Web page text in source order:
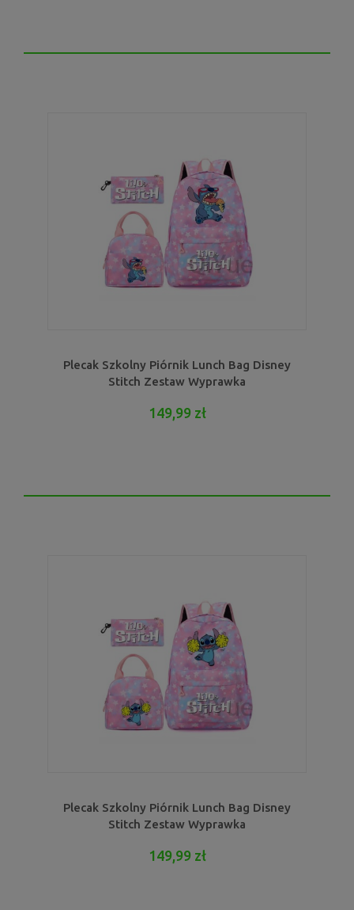
Plecak Szkolny Piórnik Lunch Bag Disney
Stitch Zestaw Wyprawka
149,99 zł
Plecak Szkolny Piórnik Lunch Bag Disney
Stitch Zestaw Wyprawka
149,99 zł